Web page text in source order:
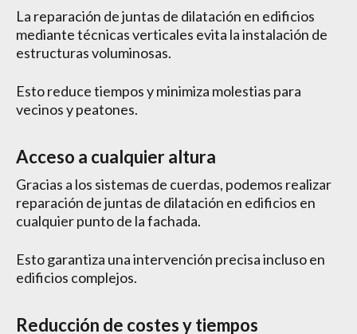
La reparación de juntas de dilatación en edificios
mediante técnicas verticales evita la instalación de
estructuras voluminosas.
Esto reduce tiempos y minimiza molestias para
vecinos y peatones.
Acceso a cualquier altura
Gracias a los sistemas de cuerdas, podemos realizar
reparación de juntas de dilatación en edificios en
cualquier punto de la fachada.
Esto garantiza una intervención precisa incluso en
edificios complejos.
Reducción de costes y tiempos